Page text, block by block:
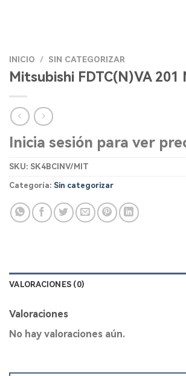
INICIO / SIN CATEGORIZAR
Mitsubishi FDTC(N)VA 201
Inicia sesión para ver
SKU: SK4BCINV/MIT
Categoría: Sin categorizar
VALORACIONES (0)
Valoraciones
No hay valoraciones aún.